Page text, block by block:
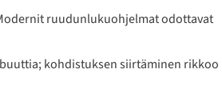
ruudunlukuohjelmat odottavat
kohdistuksen siirtäminen rikkoo